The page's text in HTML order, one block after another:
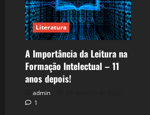
Literatura
A Importância da Leitura na
Formação Intelectual – 11
anos depois!
admin
1